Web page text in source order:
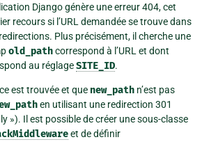
Django génère une erreur 404, cet
recours si l’URL demandée se trouve dans
Plus précisément, il cherche une
old_pathcorrespond à l’URL et dont
au réglageSITE_ID.
est trouvée et que new_path n’est pas
en utilisant une redirection 301
»). Il est possible de créer une sous-classe
et de définir